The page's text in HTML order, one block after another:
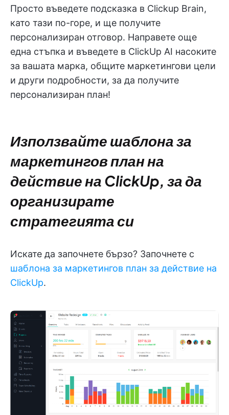
Просто въведете подсказка в Clickup Brain,
като тази по-горе, и ще получите
персонализиран отговор. Направете още
една стъпка и въведете в ClickUp AI насоките
за вашата марка, общите маркетингови цели
и други подробности, за да получите
персонализиран план!
Използвайте шаблона за
маркетингов план на
действие на ClickUp, за да
организирате
стратегията си
Искате да започнете бързо? Започнете с
шаблона за маркетингов план за действие на
ClickUp.